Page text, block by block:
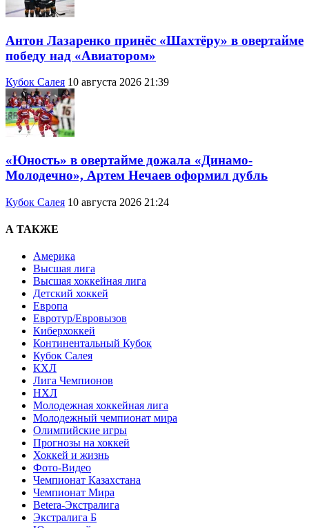
Антон Лазаренко принёс «Шахтёру» в овертайме
победу над «Авиатором»
Кубок Салея 10 августа 2026 21:39
«Юность» в овертайме дожала «Динамо-
Молодечно», Артем Нечаев оформил дубль
Кубок Салея 10 августа 2026 21:24
А ТАКЖЕ
Америка
Высшая лига
Высшая хоккейная лига
Детский хоккей
Европа
Евротур/Евровызов
Киберхоккей
Континентальный Кубок
Кубок Салея
КХЛ
Лига Чемпионов
НХЛ
Молодежная хоккейная лига
Молодежный чемпионат мира
Олимпийские игры
Прогнозы на хоккей
Хоккей и жизнь
Фото-Видео
Чемпионат Казахстана
Чемпионат Мира
Betera-Экстралига
Экстралига Б